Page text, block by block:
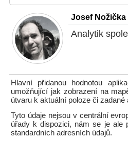
Josef Nožička
Analytik
Hlavní přidanou hodnotou
umožňující jak zobrazení na
útvaru k aktuální poloze či zadané
Tyto údaje nejsou v centrální
úřady k dispozici, nám se je ale
standardních adresních údajů.